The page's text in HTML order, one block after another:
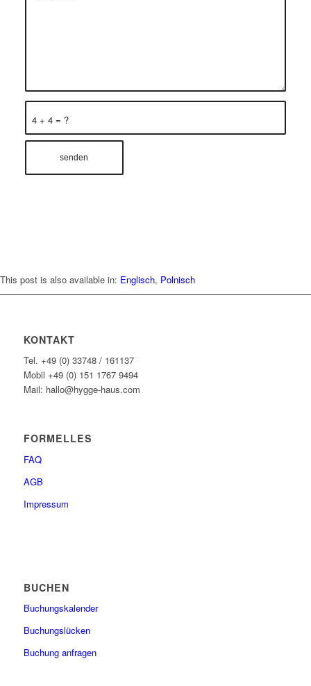
4 + 4 = ?
This post is also available in: Englisch Polnisch
KONTAKT
Tel. +49 (0) 33748 / 161137
Mobil +49 (0) 151 1767 9494
Mail: hallo@hygge-haus.com
FORMELLES
FAQ
AGB
Impressum
BUCHEN
Buchungskalender
Buchungslücken
Buchung anfragen